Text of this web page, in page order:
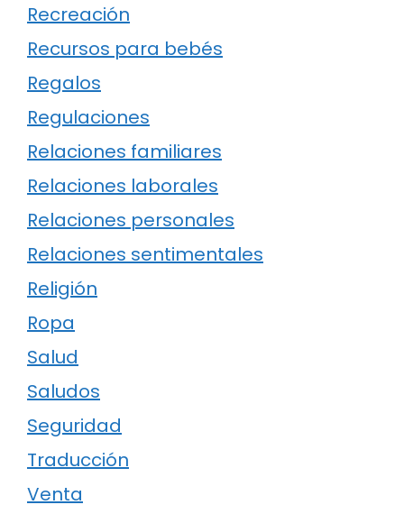
Recreación
Recursos para bebés
Regalos
Regulaciones
Relaciones familiares
Relaciones laborales
Relaciones personales
Relaciones sentimentales
Religión
Ropa
Salud
Saludos
Seguridad
Traducción
Venta